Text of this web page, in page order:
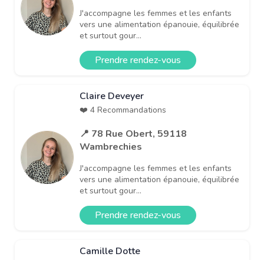
J'accompagne les femmes et les enfants
vers une alimentation épanouie, équilibrée
et surtout gour...
Prendre rendez-vous
Claire Deveyer
❤️ 4 Recommandations
📍 78 Rue Obert, 59118
Wambrechies
J'accompagne les femmes et les enfants
vers une alimentation épanouie, équilibrée
et surtout gour...
Prendre rendez-vous
Camille Dotte